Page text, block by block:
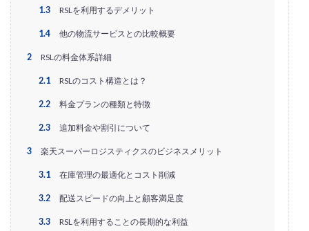
1.3 RSLを利用するデメリット
1.4 他の物流サービスとの比較概要
2 RSLの料金体系詳細
2.1 RSLのコスト構造とは？
2.2 料金プランの種類と特徴
2.3 追加料金や割引について
3 楽天スーパーロジスティクスのビジネスメリット
3.1 在庫管理の最適化とコスト削減
3.2 配送スピードの向上と顧客満足度
3.3 RSLを利用することの長期的な利益
EC支援ランキング
EC支援会社
EC支援比較
EC最新トレンド
EC業界
EC物流
HSコード
ID決済サービス
ITツール導入
IT導入補助金 kintone
LINEマーケティング
LINE公式アカウント
makeshop
Meta広告 Microsoft365
NAVY
Navy Group NeeeD